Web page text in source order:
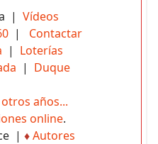
| Vídeos
| Contactar
| Loterías
| Duque
años...
online.
| ♦Autores